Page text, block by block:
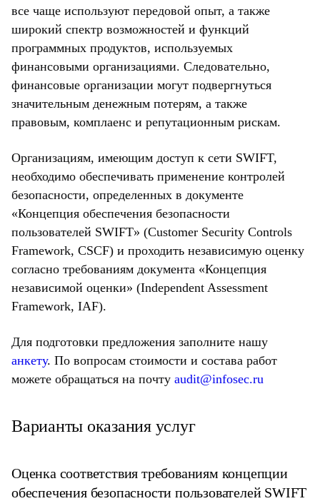
все чаще используют передовой опыт, а также
широкий спектр возможностей и функций
программных продуктов, используемых
финансовыми организациями. Следовательно,
финансовые организации могут подвергнуться
значительным денежным потерям, а также
правовым, комплаенс и репутационным рискам.
Организациям, имеющим доступ к сети SWIFT,
необходимо обеспечивать применение контролей
безопасности, определенных в документе
«Концепция обеспечения безопасности
пользователей SWIFT» (Customer Security Controls
Framework, CSCF) и проходить независимую оценку
согласно требованиям документа «Концепция
независимой оценки» (Independent Assessment
Framework, IAF).
Для подготовки предложения заполните нашу
анкету. По вопросам стоимости и состава работ
можете обращаться на почту audit@infosec.ru
Варианты оказания услуг
Оценка соответствия требованиям концепции
обеспечения безопасности пользователей SWIFT